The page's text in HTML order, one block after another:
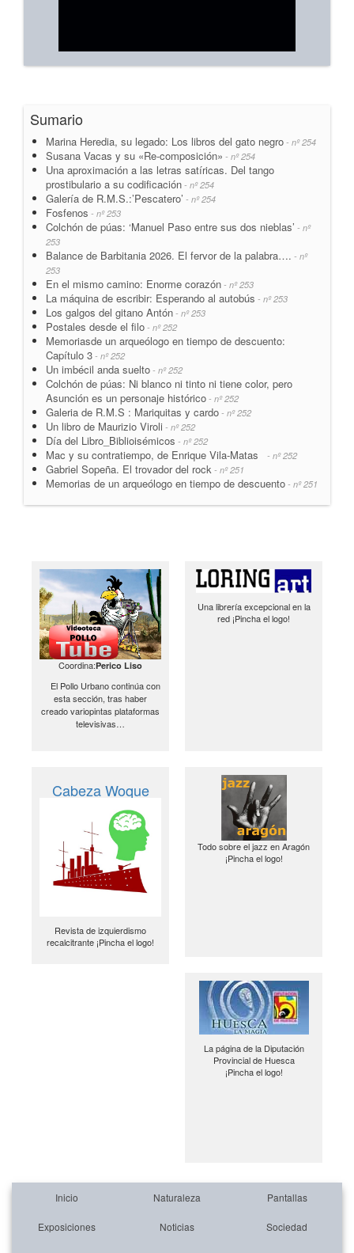
Sumario
Marina Heredia, su legado: Los libros del gato negro - nº 254
Susana Vacas y su «Re-composición» - nº 254
Una aproximación a las letras satíricas. Del tango
prostibulario a su codificación - nº 254
Galería de R.M.S.:’Pescatero’ - nº 254
Fosfenos - nº 253
Colchón de púas: ‘Manuel Paso entre sus dos nieblas’ - nº
253
Balance de Barbitania 2026. El fervor de la palabra…. - nº
253
En el mismo camino: Enorme corazón - nº 253
La máquina de escribir: Esperando al autobús - nº 253
Los galgos del gitano Antón - nº 253
Postales desde el filo - nº 252
Memoriasde un arqueólogo en tiempo de descuento:
Capítulo 3 - nº 252
Un imbécil anda suelto - nº 252
Colchón de púas: Ni blanco ni tinto ni tiene color, pero
Asunción es un personaje histórico - nº 252
Galeria de R.M.S : Mariquitas y cardo - nº 252
Un libro de Maurizio Viroli - nº 252
Día del Libro_Biblioisémicos - nº 252
Mac y su contratiempo, de Enrique Vila-Matas - nº 252
Gabriel Sopeña. El trovador del rock - nº 251
Memorias de un arqueólogo en tiempo de descuento - nº 251
Coordina:Perico Liso
El Pollo Urbano continúa con
esta sección, tras haber
creado variopintas plataformas
televisivas…
Una librería excepcional en la
red ¡Pincha el logo!
Cabeza Woque
Revista de izquierdismo
recalcitrante ¡Pincha el logo!
Todo sobre el jazz en Aragón
¡Pincha el logo!
La página de la Diputación
Provincial de Huesca
¡Pincha el logo!
Inicio Naturaleza Pantallas
Exposiciones Noticias Sociedad